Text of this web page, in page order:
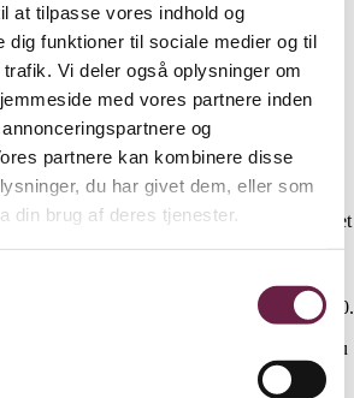
at tilpasse vores indhold og
dig funktioner til sociale medier og til
Vi deler også oplysninger om
med vores partnere inden
og
partnere kan kombinere disse
du har givet dem, eller som
din brug af deres tjenester.
har et elegant design med indvævet
er jacquardvævede i 100 % bomuld med
kæmmede garner, der gør dem bløde,
fås i farverne Taupe og Sage
til OEKO-TEX
STANDARD 100.
fra Georg Jensen Damask, støtter du
gennem Better Cotton.